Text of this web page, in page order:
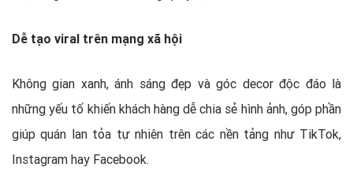
Dễ tạo viral trên mạng xã hội
Không gian xanh, ánh sáng đẹp và góc decor độc đáo là
những yếu tố khiến khách hàng dễ chia sẻ hình ảnh, góp phần
giúp quán lan tỏa tự nhiên trên các nền tảng như TikTok,
Instagram hay Facebook.